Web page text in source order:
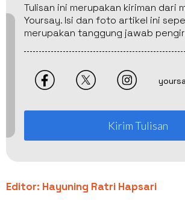
Tulisan ini merupakan kiriman dari
Yoursay. Isi dan foto artikel ini
merupakan tanggung jawab
Kirim Tulisan
Editor: Hayuning Ratri Hapsari